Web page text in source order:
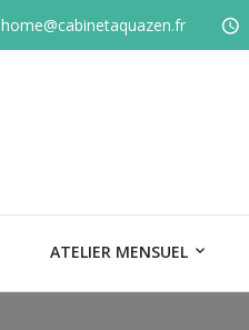
home@cabinetaquazen.fr
ATELIER MENSUEL